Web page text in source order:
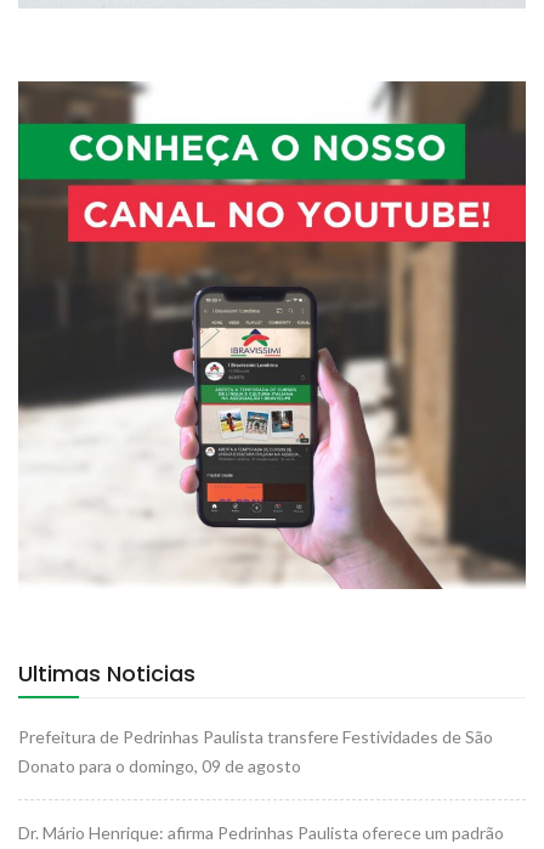
Ultimas Noticias
Prefeitura de Pedrinhas Paulista transfere Festividades de São
Donato para o domingo, 09 de agosto
Dr. Mário Henrique: afirma Pedrinhas Paulista oferece um padrão